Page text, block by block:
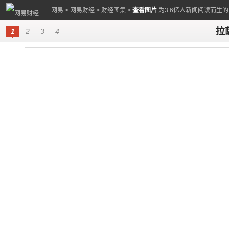
网易 > 网易财经 > 财经图集 > 查看图片 为3.6亿人新闻阅读而生
1 2 3 4 拉